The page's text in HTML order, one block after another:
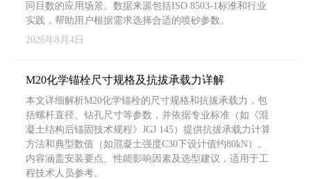
同目数的应用场景。数据来源包括ISO 8503-1标准和行业
实践，帮助用户根据需求选择合适的喷砂参数。
2026年8月4日
M20化学锚栓尺寸规格及抗拔承载力详解
本文详细解析M20化学锚栓的尺寸规格和抗拔承载力，包
括螺杆直径、钻孔尺寸等参数，并依据专业标准（如《混
凝土结构后锚固技术规程》JGJ 145）提供抗拔承载力计算
方法和典型数值（如混凝土强度C30下设计值约80kN）。
内容涵盖安装要点、性能影响因素及选型建议，适用于工
程技术人员参考。